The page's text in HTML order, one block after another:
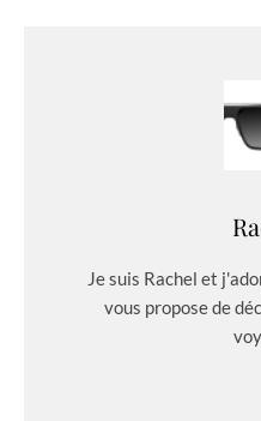
Je suis Rachel et
vous propose de